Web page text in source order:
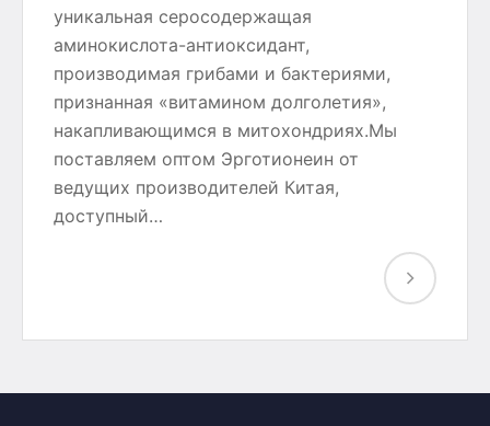
уникальная серосодержащая
аминокислота-антиоксидант,
производимая грибами и бактериями,
признанная «витамином долголетия»,
накапливающимся в митохондриях.Мы
поставляем оптом Эрготионеин от
ведущих производителей Китая,
доступный…